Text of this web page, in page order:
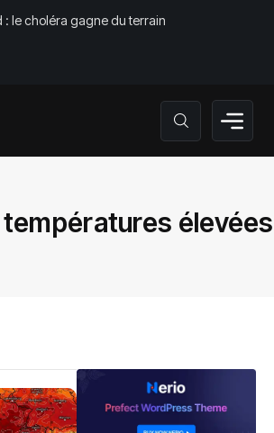
: le choléra gagne du terrain
températures élevées